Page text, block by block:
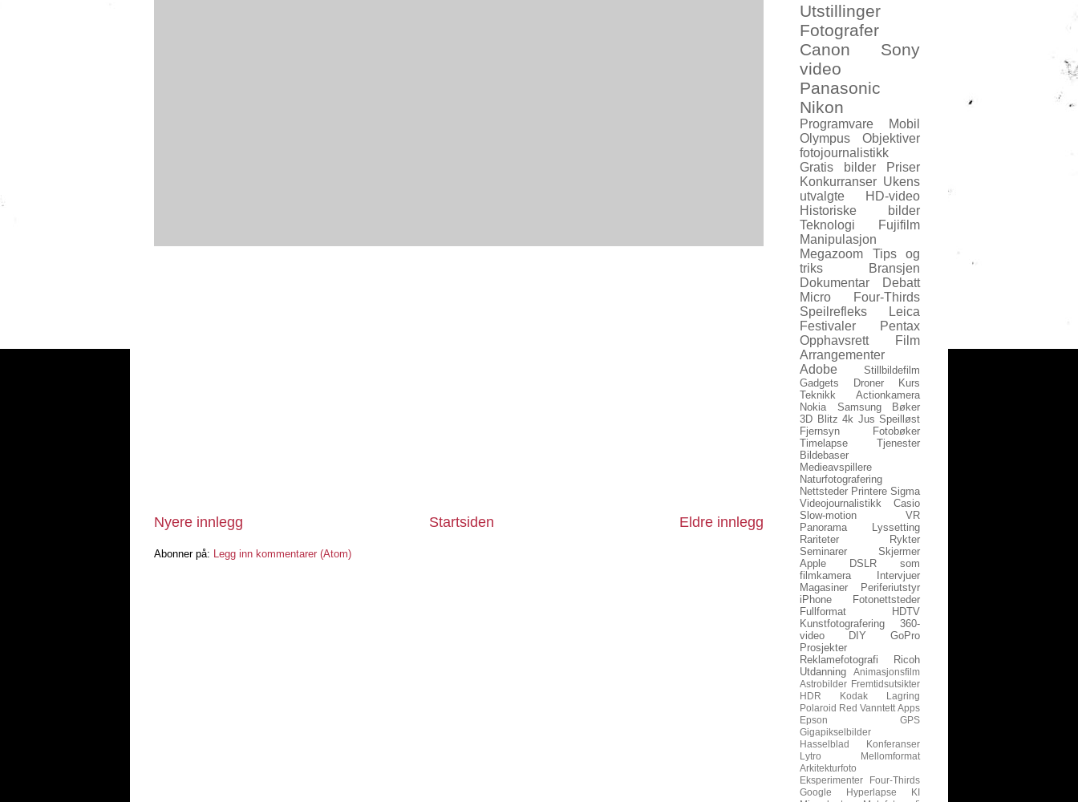
Nyere innlegg Eldre innlegg
Startsiden
Abonner på: Legg inn kommentarer (Atom)
Utstillinger
Fotografer
Canon
Sony
video
Panasonic
Nikon
Programvare
Mobil
Olympus
Objektiver
fotojournalistikk
Gratis bilder
Priser
Konkurranser Ukens
utvalgte
HD-video
Historiske bilder
Teknologi
Fujifilm
Manipulasjon
Megazoom
Tips og
triks
Bransjen
Dokumentar
Debatt
Micro Four-Thirds
Speilrefleks
Leica
Festivaler
Pentax
Opphavsrett
Film
Arrangementer
Adobe
Stillbildefilm
Gadgets
Droner
Kurs
Teknikk
Actionkamera
Nokia
Samsung
Bøker
3D Blitz 4k Jus Speilløst
Fjernsyn
Fotobøker
Timelapse
Tjenester
Bildebaser
Medieavspillere
Naturfotografering
Nettsteder Printere Sigma
Videojournalistikk
Casio
Slow-motion
VR
Panorama
Lyssetting
Rariteter
Rykter
Seminarer
Skjermer
Apple
DSLR som
filmkamera
Intervjuer
Magasiner
Periferiutstyr
iPhone
Fotonettsteder
Fullformat
HDTV
Kunstfotografering
360-
video
DIY
GoPro
Prosjekter
Reklamefotografi
Ricoh
Utdanning
Animasjonsfilm
Astrobilder Fremtidsutsikter
HDR
Kodak
Lagring
Polaroid Red Vanntett Apps
Epson
GPS
Gigapikselbilder
Hasselblad
Konferanser
Lytro
Mellomformat
Arkitekturfoto
Eksperimenter
Four-Thirds
Google
Hyperlapse
KI